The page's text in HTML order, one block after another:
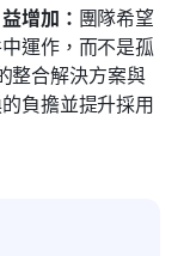
增加： 團隊希望
運作，而不是孤
整合解決方案與
負擔並提升採用